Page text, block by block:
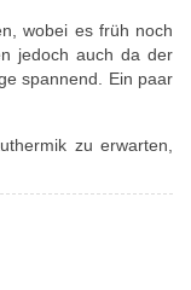
wobei es früh noch
jedoch auch da der
spannend. Ein paar
zu erwarten,